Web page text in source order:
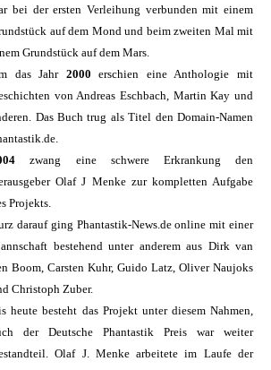
bei der ersten Verleihung verbunden mit einem
auf dem Mond und beim zweiten Mal mit
Grundstück auf dem Mars.
das Jahr 2000 erschien eine Anthologie mit
von Andreas Eschbach, Martin Kay und
Das Buch trug als Titel den Domain-Namen
zwang eine schwere Erkrankung den
Olaf J Menke zur kompletten Aufgabe
Projekts.
darauf ging Phantastik-News.de online mit einer
bestehend unter anderem aus Dirk van
Boom, Carsten Kuhr, Guido Latz, Oliver Naujoks
Christoph Zuber.
heute besteht das Projekt unter diesem Nahmen,
der Deutsche Phantastik Preis war weiter
Olaf J. Menke arbeitete im Laufe der